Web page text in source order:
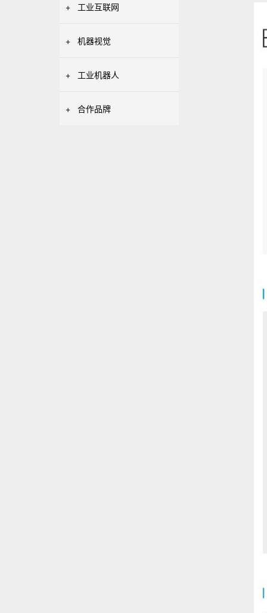
+ 工业互联网
+ 机器视觉
+ 工业机器人
+ 合作品牌